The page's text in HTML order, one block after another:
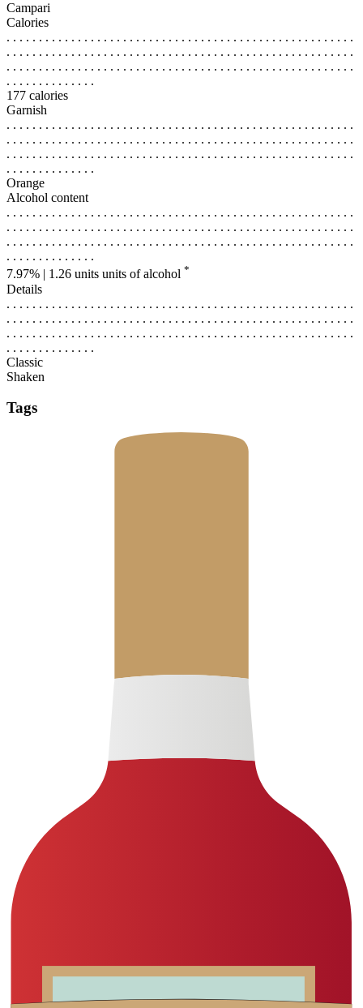
Campari
Calories
. . . . . . . . . . . . . . . . . . . . . . . . . . . . . . . . . . . . . . . . . . . . . . . . . . . . . .
. . . . . . . . . . . . . . . . . . . . . . . . . . . . . . . . . . . . . . . . . . . . . . . . . . . . . .
. . . . . . . . . . . . . . . . . . . . . . . . . . . . . . . . . . . . . . . . . . . . . . . . . . . . . .
. . . . . . . . . . . . . .
177 calories
Garnish
. . . . . . . . . . . . . . . . . . . . . . . . . . . . . . . . . . . . . . . . . . . . . . . . . . . . . .
. . . . . . . . . . . . . . . . . . . . . . . . . . . . . . . . . . . . . . . . . . . . . . . . . . . . . .
. . . . . . . . . . . . . . . . . . . . . . . . . . . . . . . . . . . . . . . . . . . . . . . . . . . . . .
. . . . . . . . . . . . . .
Orange
Alcohol content
. . . . . . . . . . . . . . . . . . . . . . . . . . . . . . . . . . . . . . . . . . . . . . . . . . . . . .
. . . . . . . . . . . . . . . . . . . . . . . . . . . . . . . . . . . . . . . . . . . . . . . . . . . . . .
. . . . . . . . . . . . . . . . . . . . . . . . . . . . . . . . . . . . . . . . . . . . . . . . . . . . . .
. . . . . . . . . . . . . .
7.97% | 1.26 units units of alcohol *
Details
. . . . . . . . . . . . . . . . . . . . . . . . . . . . . . . . . . . . . . . . . . . . . . . . . . . . . .
. . . . . . . . . . . . . . . . . . . . . . . . . . . . . . . . . . . . . . . . . . . . . . . . . . . . . .
. . . . . . . . . . . . . . . . . . . . . . . . . . . . . . . . . . . . . . . . . . . . . . . . . . . . . .
. . . . . . . . . . . . . .
Classic
Shaken
Tags